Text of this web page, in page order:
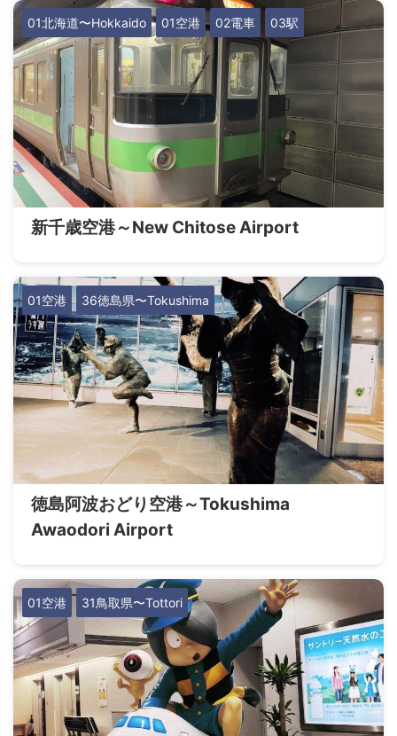
01北海道〜Hokkaido 01空港 02電車 03駅
新千歳空港～New Chitose Airport
01空港 36徳島県〜Tokushima
徳島阿波おどり空港～Tokushima
Awaodori Airport
01空港 31鳥取県〜Tottori